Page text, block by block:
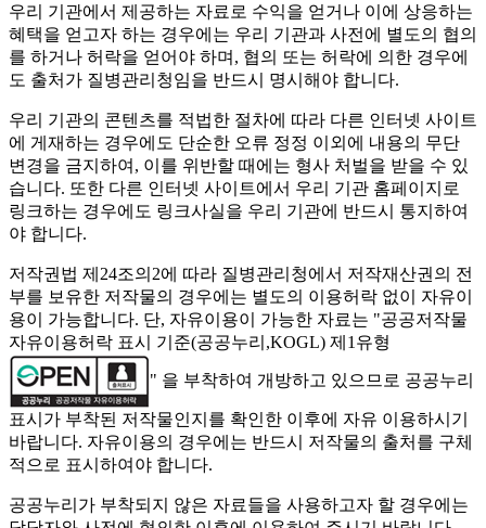
우리 기관에서 제공하는 자료로 수익을 얻거나 이에 상응하는
혜택을 얻고자 하는 경우에는 우리 기관과 사전에 별도의 협의
를 하거나 허락을 얻어야 하며, 협의 또는 허락에 의한 경우에
도 출처가 질병관리청임을 반드시 명시해야 합니다.
우리 기관의 콘텐츠를 적법한 절차에 따라 다른 인터넷 사이트
에 게재하는 경우에도 단순한 오류 정정 이외에 내용의 무단
변경을 금지하여, 이를 위반할 때에는 형사 처벌을 받을 수 있
습니다. 또한 다른 인터넷 사이트에서 우리 기관 홈페이지로
링크하는 경우에도 링크사실을 우리 기관에 반드시 통지하여
야 합니다.
저작권법 제24조의2에 따라 질병관리청에서 저작재산권의 전
부를 보유한 저작물의 경우에는 별도의 이용허락 없이 자유이
용이 가능합니다. 단, 자유이용이 가능한 자료는 "공공저작물
자유이용허락 표시 기준(공공누리,KOGL) 제1유형
" 을 부착하여 개방하고 있으므로 공공누리
표시가 부착된 저작물인지를 확인한 이후에 자유 이용하시기
바랍니다. 자유이용의 경우에는 반드시 저작물의 출처를 구체
적으로 표시하여야 합니다.
공공누리가 부착되지 않은 자료들을 사용하고자 할 경우에는